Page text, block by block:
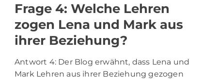
Frage 4: Welche Lehren
zogen Lena und Mark aus
ihrer Beziehung?
Antwort 4: Der Blog erwähnt, dass Lena und
Mark Lehren aus ihrer Beziehung gezogen